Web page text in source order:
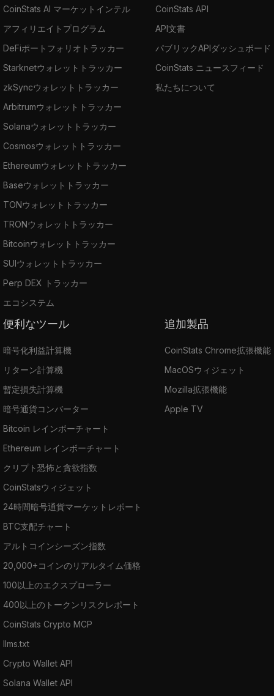
CoinStats AI マーケットインテル
アフィリエイトプログラム
DeFiポートフォリオトラッカー
Starknetウォレットトラッカー
zkSyncウォレットトラッカー
Arbitrumウォレットトラッカー
Solanaウォレットトラッカー
Cosmosウォレットトラッカー
Ethereumウォレットトラッカー
Baseウォレットトラッカー
TONウォレットトラッカー
TRONウォレットトラッカー
Bitcoinウォレットトラッカー
SUIウォレットトラッカー
Perp DEX トラッカー
エコシステム
CoinStats API
API文書
パブリックAPIダッシュボード
CoinStats ニュースフィード
私たちについて
便利なツール
暗号化利益計算機
リターン計算機
暫定損失計算機
暗号通貨コンバーター
Bitcoin レインボーチャート
Ethereum レインボーチャート
クリプト恐怖と貪欲指数
CoinStatsウィジェット
24時間暗号通貨マーケットレポート
BTC支配チャート
アルトコインシーズン指数
20,000+コインのリアルタイム価格
100以上のエクスプローラー
400以上のトークンリスクレポート
CoinStats Crypto MCP
llms.txt
Crypto Wallet API
Solana Wallet API
追加製品
CoinStats Chrome拡張機能
MacOSウィジェット
Mozilla拡張機能
Apple TV